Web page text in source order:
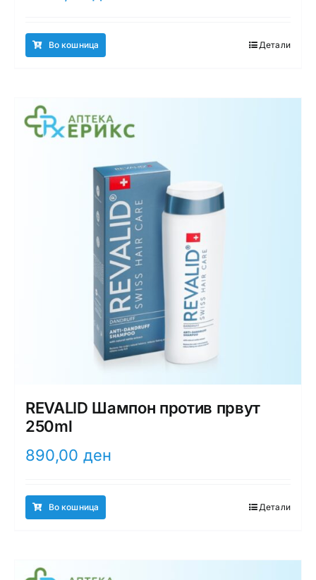
Во кошница Детали
REVALID Шампон против првут
250ml
890,00 ден
Во кошница Детали